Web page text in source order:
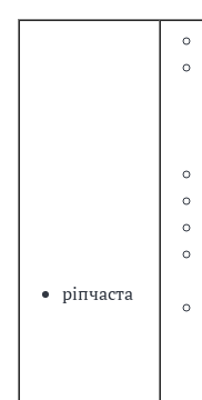
ріпчаста